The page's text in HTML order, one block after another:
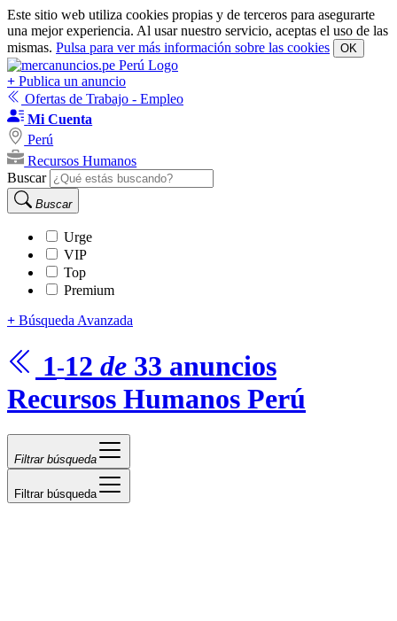
Este sitio web utiliza cookies propias y de terceros para asegurarte
una mejor experiencia. Al usar nuestro servicio, aceptas el uso de las
mismas. Pulsa para ver más información sobre las cookies OK
+ Publica un anuncio
Ofertas de Trabajo - Empleo
Mi Cuenta
Perú
Recursos Humanos
Buscar
Buscar
Urge
VIP
Top
Premium
+ Búsqueda Avanzada
1-12 de 33 anuncios
Recursos Humanos Perú
Filtrar búsqueda
Filtrar búsqueda